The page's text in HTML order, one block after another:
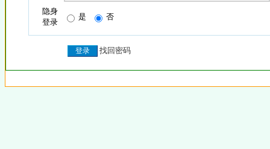
隐身
登录
是 否
找回密码